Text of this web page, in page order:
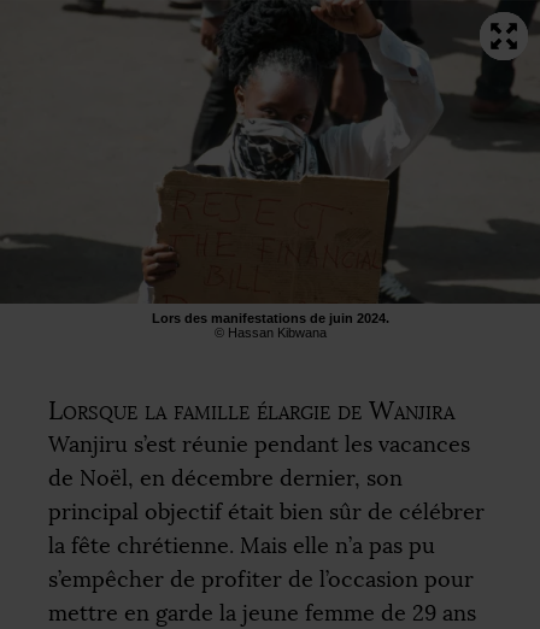
Lors des manifestations de juin 2024.
© Hassan Kibwana
Lorsque la famille élargie de Wanjira
Wanjiru s’est réunie pendant les vacances
de Noël, en décembre dernier, son
principal objectif était bien sûr de célébrer
la fête chrétienne. Mais elle n’a pas pu
s’empêcher de profiter de l’occasion pour
mettre en garde la jeune femme de 29 ans